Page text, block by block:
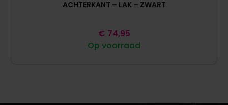
ACHTERKANT – LAK – ZWART
Op voorraad
€ 74,95